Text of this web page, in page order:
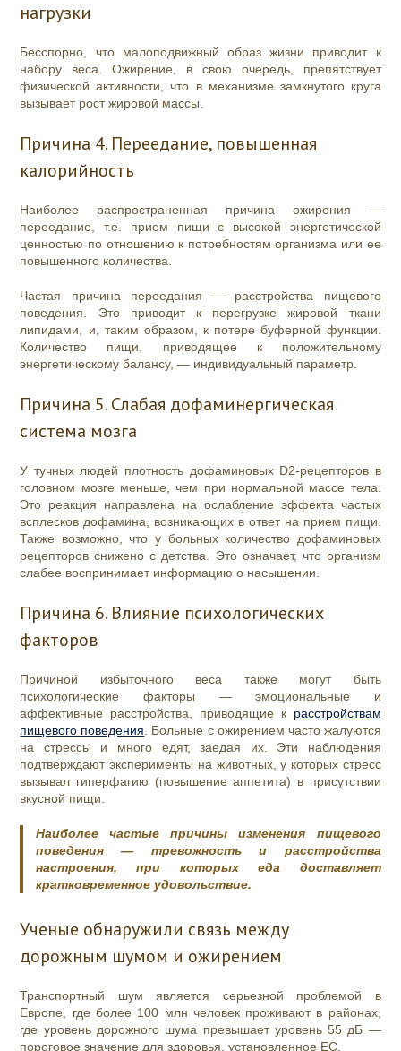
нагрузки
Бесспорно, что малоподвижный образ жизни приводит к
набору веса. Ожирение, в свою очередь, препятствует
физической активности, что в механизме замкнутого круга
вызывает рост жировой массы.
Причина 4. Переедание, повышенная
калорийность
Наиболее распространенная причина ожирения —
переедание, т.е. прием пищи с высокой энергетической
ценностью по отношению к потребностям организма или ее
повышенного количества.
Частая причина переедания — расстройства пищевого
поведения. Это приводит к перегрузке жировой ткани
липидами, и, таким образом, к потере буферной функции.
Количество пищи, приводящее к положительному
энергетическому балансу, — индивидуальный параметр.
Причина 5. Слабая дофаминергическая
система мозга
У тучных людей плотность дофаминовых D2-рецепторов в
головном мозге меньше, чем при нормальной массе тела.
Это реакция направлена на ослабление эффекта частых
всплесков дофамина, возникающих в ответ на прием пищи.
Также возможно, что у больных количество дофаминовых
рецепторов снижено с детства. Это означает, что организм
слабее воспринимает информацию о насыщении.
Причина 6. Влияние психологических
факторов
Причиной избыточного веса также могут быть
психологические факторы — эмоциональные и
аффективные расстройства, приводящие к расстройствам
пищевого поведения. Больные с ожирением часто жалуются
на стрессы и много едят, заедая их. Эти наблюдения
подтверждают эксперименты на животных, у которых стресс
вызывал гиперфагию (повышение аппетита) в присутствии
вкусной пищи.
Наиболее частые причины изменения пищевого
поведения — тревожность и расстройства
настроения, при которых еда доставляет
кратковременное удовольствие.
Ученые обнаружили связь между
дорожным шумом и ожирением
Транспортный шум является серьезной проблемой в
Европе, где более 100 млн человек проживают в районах,
где уровень дорожного шума превышает уровень 55 дБ —
пороговое значение для здоровья, установленное ЕС.